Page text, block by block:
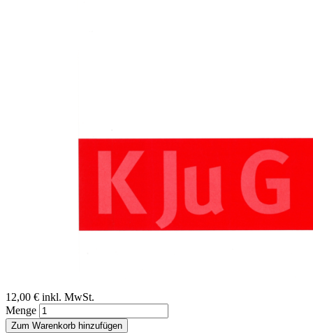
Frühe Hilfen zur Prävention
von Kindeswohlgefährdung
12,00 € inkl. MwSt.
Menge
Zum Warenkorb hinzufügen